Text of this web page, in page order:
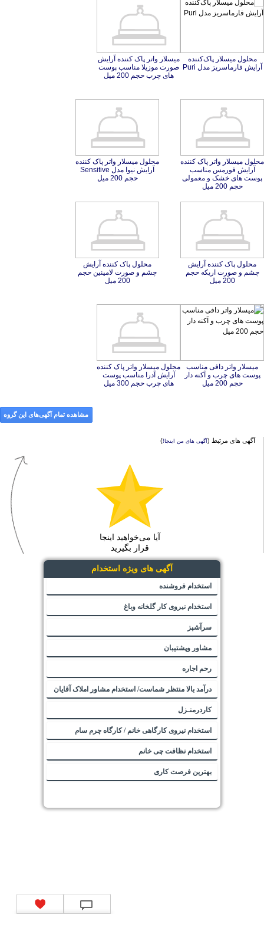
محلول میسلار پاک‌کننده
آرایش فارماسریز مدل Puri
میسلار واتر پاک کننده آرایش
صورت موزیلا مناسب پوست
های چرب حجم 200 میل
محلول میسلار واتر پاک کننده
آرایش فورمس مناسب
پوست های خشک و معمولی
حجم 200 میل
محلول میسلار واتر پاک کننده
آرایش نیوا مدل Sensitive
حجم 200 میل
محلول پاک کننده آرایش
چشم و صورت اریکه حجم
200 میل
محلول پاک کننده آرایش
چشم و صورت لامینین حجم
200 میل
میسلار واتر دافی مناسب
پوست های چرب و آکنه دار
حجم 200 میل
محلول میسلار واتر پاک کننده
آرایش آدرا مناسب پوست
های چرب حجم 300 میل
مشاهده تمام آگهی‌های این گروه
آگهی های مرتبط (آگهی های من اینجا!)
آیا می‌خواهید اینجا
قرار بگیرید
آگهی های ویژه استخدام
استخدام فروشنده
استخدام نیروی کار گلخانه وباغ
سرآشپز
مشاور وپشتیبان
رحم اجاره
درآمد بالا منتظر شماست/ استخدام مشاور املاک آقایان
کاردرمنـزل
استخدام نیروی کارگاهی خانم / کارگاه چرم سام
استخدام نظافت چی خانم
بهترین فرصت کاری